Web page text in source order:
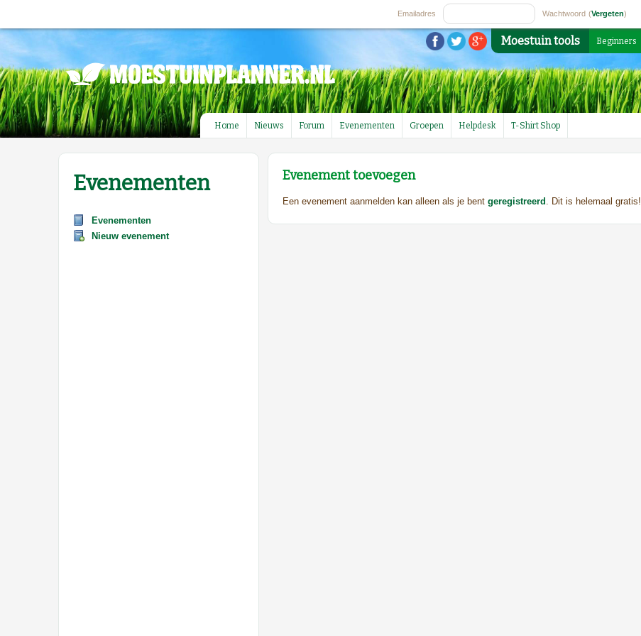
(Vergeten)
Emailadres Wachtwoord
Moestuin tools Beginners
Home Nieuws Forum Evenementen Groepen Helpdesk T-Shirt Shop
Evenementen
Evenementen
Nieuw evenement
Evenement toevoegen
Een evenement aanmelden kan alleen als je bent geregistreerd . Dit is helemaal gratis!